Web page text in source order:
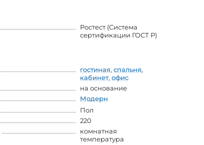
Ростест (Система
сертификации ГОСТ Р)
гостиная, спальня,
кабинет, офис
на основание
Модерн
Пол
220
комнатная
температура